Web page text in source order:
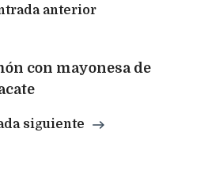
anterior
con mayonesa de
siguiente